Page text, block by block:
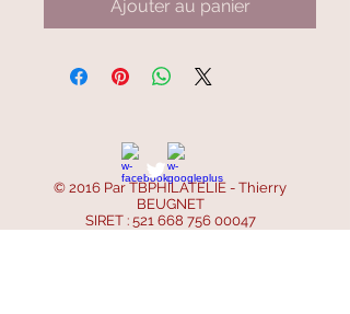
Ajouter au panier
© 2016 Par TBPHILATELIE - Thierry
BEUGNET
SIRET : 521 668 756 00047